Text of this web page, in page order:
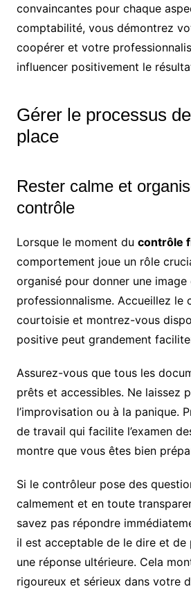
convaincantes pour chaque
comptabilité, vous démontrez
coopérer et votre
influencer positivement le
Gérer le processus
place
Rester calme et
contrôle
Lorsque le moment du contrôle
comportement joue un rôle
organisé pour donner une
professionnalisme. Accueillez le
courtoisie et montrez-vous
positive peut grandement
Assurez-vous que tous les
prêts et accessibles. Ne laissez
l’improvisation ou à la panique.
de travail qui facilite l’examen
montre que vous êtes bien
Si le contrôleur pose des
calmement et en toute
savez pas répondre
il est acceptable de le dire et
une réponse ultérieure. Cela
rigoureux et sérieux dans votre